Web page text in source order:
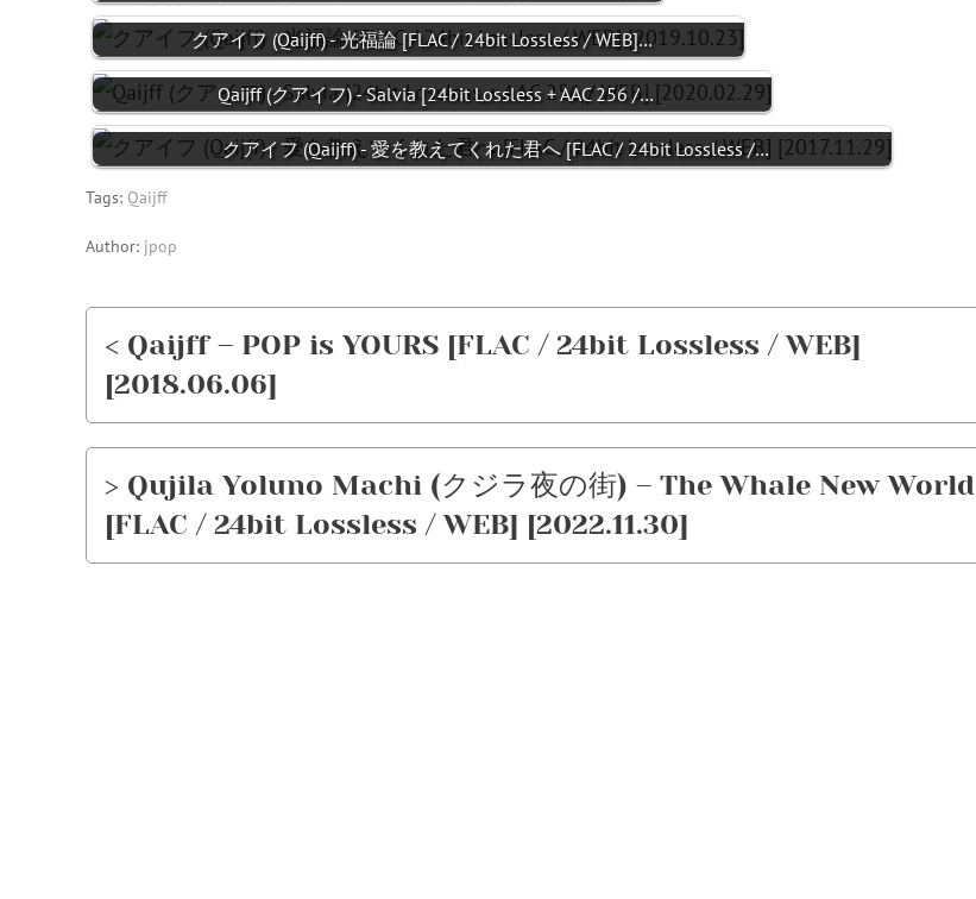
クアイフ (Qaijff) - 光福論 [FLAC / 24bit Lossless / WEB]…
Qaijff (クアイフ) - Salvia [24bit Lossless + AAC 256 /…
クアイフ (Qaijff) - 愛を教えてくれた君へ [FLAC / 24bit Lossless /…
Tags: Qaijff
Author: jpop
< Qaijff – POP is YOURS [FLAC / 24bit Lossless / WEB]
[2018.06.06]
> Qujila Yoluno Machi (クジラ夜の街) – The Whale New World
[FLAC / 24bit Lossless / WEB] [2022.11.30]